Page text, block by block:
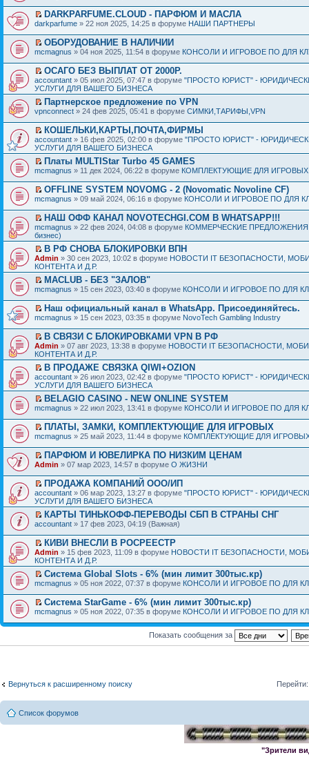
DARKPARFUME.CLOUD - ПАРФЮМ И МАСЛА
darkparfume » 22 ноя 2025, 14:25 в форуме НАШИ ПАРТНЕРЫ
ОБОРУДОВАНИЕ В НАЛИЧИИ
mcmagnus » 04 ноя 2025, 11:54 в форуме КОНСОЛИ И ИГРОВОЕ ПО ДЛЯ
ОСАГО БЕЗ ВЫПЛАТ ОТ 2000Р.
accountant » 05 июл 2025, 07:47 в форуме "ПРОСТО ЮРИСТ" -
УСЛУГИ ДЛЯ ВАШЕГО БИЗНЕСА
Партнерское предложение по VPN
vpnconnect » 24 фев 2025, 05:41 в форуме СИМКИ,ТАРИФЫ,VPN
КОШЕЛЬКИ,КАРТЫ,ПОЧТА,ФИРМЫ
accountant » 16 фев 2025, 02:00 в форуме "ПРОСТО ЮРИСТ" -
УСЛУГИ ДЛЯ ВАШЕГО БИЗНЕСА
Платы MULTIStar Turbo 45 GAMES
mcmagnus » 11 дек 2024, 06:22 в форуме КОМПЛЕКТУЮЩИЕ ДЛЯ ИГРОВЫХ
OFFLINE SYSTEM NOVOMG - 2 (Novomatic Novoline CF)
mcmagnus » 09 май 2024, 06:16 в форуме КОНСОЛИ И ИГРОВОЕ ПО ДЛЯ
НАШ ОФФ КАНАЛ NOVOTECHGI.COM В WHATSAPP!!!
mcmagnus » 22 фев 2024, 04:08 в форуме КОММЕРЧЕСКИЕ ПРЕДЛОЖЕНИЯ
бизнес)
В РФ СНОВА БЛОКИРОВКИ ВПН
Admin » 30 сен 2023, 10:02 в форуме НОВОСТИ IT БЕЗОПАСНОСТИ,
КОНТЕНТА И Д.Р.
MACLUB - БЕЗ "ЗАЛОВ"
mcmagnus » 15 сен 2023, 03:40 в форуме КОНСОЛИ И ИГРОВОЕ ПО ДЛЯ
Наш официальный канал в WhatsApp. Присоединяйтесь.
mcmagnus » 15 сен 2023, 03:35 в форуме NovoTech Gambling Industry
В СВЯЗИ С БЛОКИРОВКАМИ VPN В РФ
Admin » 07 авг 2023, 13:38 в форуме НОВОСТИ IT БЕЗОПАСНОСТИ,
КОНТЕНТА И Д.Р.
В ПРОДАЖЕ СВЯЗКА QIWI+OZION
accountant » 26 июл 2023, 02:42 в форуме "ПРОСТО ЮРИСТ" -
УСЛУГИ ДЛЯ ВАШЕГО БИЗНЕСА
BELAGIO CASINO - NEW ONLINE SYSTEM
mcmagnus » 22 июл 2023, 13:41 в форуме КОНСОЛИ И ИГРОВОЕ ПО ДЛЯ
ПЛАТЫ, ЗАМКИ, КОМПЛЕКТУЮЩИЕ ДЛЯ ИГРОВЫХ
mcmagnus » 25 май 2023, 11:44 в форуме КОМПЛЕКТУЮЩИЕ ДЛЯ
ПАРФЮМ И ЮВЕЛИРКА ПО НИЗКИМ ЦЕНАМ
Admin » 07 мар 2023, 14:57 в форуме О ЖИЗНИ
ПРОДАЖА КОМПАНИЙ ООО/ИП
accountant » 06 мар 2023, 13:27 в форуме "ПРОСТО ЮРИСТ" -
УСЛУГИ ДЛЯ ВАШЕГО БИЗНЕСА
КАРТЫ ТИНЬКОФФ-ПЕРЕВОДЫ СБП В СТРАНЫ СНГ
accountant » 17 фев 2023, 04:19 (Важная)
КИВИ ВНЕСЛИ В РОСРЕЕСТР
Admin » 15 фев 2023, 11:09 в форуме НОВОСТИ IT БЕЗОПАСНОСТИ,
КОНТЕНТА И Д.Р.
Система Global Slots - 6% (мин лимит 300тыс.кр)
mcmagnus » 05 ноя 2022, 07:37 в форуме КОНСОЛИ И ИГРОВОЕ ПО ДЛЯ
Система StarGame - 6% (мин лимит 300тыс.кр)
mcmagnus » 05 ноя 2022, 07:35 в форуме КОНСОЛИ И ИГРОВОЕ ПО ДЛЯ
Показать сообщения за
Вернуться к расширенному поиску Перейти:
Список форумов
"Зрители